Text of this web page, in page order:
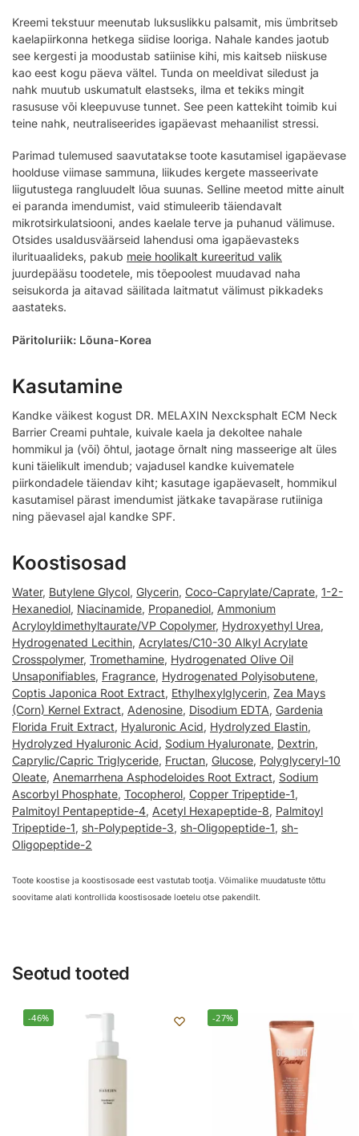
Kreemi tekstuur meenutab luksuslikku palsamit, mis ümbritseb
kaelapiirkonna hetkega siidise looriga. Nahale kandes jaotub
see kergesti ja moodustab satiinise kihi, mis kaitseb niiskuse
kao eest kogu päeva vältel. Tunda on meeldivat siledust ja
nahk muutub uskumatult elastseks, ilma et tekiks mingit
rasususe või kleepuvuse tunnet. See peen kattekiht toimib kui
teine nahk, neutraliseerides igapäevast mehaanilist stressi.
Parimad tulemused saavutatakse toote kasutamisel igapäevase
hoolduse viimase sammuna, liikudes kergete masseerivate
liigutustega rangluudelt lõua suunas. Selline meetod mitte ainult
ei paranda imendumist, vaid stimuleerib täiendavalt
mikrotsirkulatsiooni, andes kaelale terve ja puhanud välimuse.
Otsides usaldusväärseid lahendusi oma igapäevasteks
ilurituaalideks, pakub meie hoolikalt kureeritud valik
juurdepääsu toodetele, mis tõepoolest muudavad naha
seisukorda ja aitavad säilitada laitmatut välimust pikkadeks
aastateks.
Päritoluriik: Lõuna-Korea
Kasutamine
Kandke väikest kogust DR. MELAXIN Nexcksphalt ECM Neck
Barrier Creami puhtale, kuivale kaela ja dekoltee nahale
hommikul ja (või) õhtul, jaotage õrnalt ning masseerige alt üles
kuni täielikult imendub; vajadusel kandke kuivematele
piirkondadele täiendav kiht; kasutage igapäevaselt, hommikul
kasutamisel pärast imendumist jätkake tavapärase rutiiniga
ning päevasel ajal kandke SPF.
Koostisosad
Water, Butylene Glycol, Glycerin, Coco-Caprylate/Caprate, 1-2-
Hexanediol, Niacinamide, Propanediol, Ammonium
Acryloyldimethyltaurate/VP Copolymer, Hydroxyethyl Urea,
Hydrogenated Lecithin, Acrylates/C10-30 Alkyl Acrylate
Crosspolymer, Tromethamine, Hydrogenated Olive Oil
Unsaponifiables, Fragrance, Hydrogenated Polyisobutene,
Coptis Japonica Root Extract, Ethylhexylglycerin, Zea Mays
(Corn) Kernel Extract, Adenosine, Disodium EDTA, Gardenia
Florida Fruit Extract, Hyaluronic Acid, Hydrolyzed Elastin,
Hydrolyzed Hyaluronic Acid, Sodium Hyaluronate, Dextrin,
Caprylic/Capric Triglyceride, Fructan, Glucose, Polyglyceryl-10
Oleate, Anemarrhena Asphodeloides Root Extract, Sodium
Ascorbyl Phosphate, Tocopherol, Copper Tripeptide-1,
Palmitoyl Pentapeptide-4, Acetyl Hexapeptide-8, Palmitoyl
Tripeptide-1, sh-Polypeptide-3, sh-Oligopeptide-1, sh-
Oligopeptide-2
Toote koostise ja koostisosade eest vastutab tootja. Võimalike muudatuste tõttu
soovitame alati kontrollida koostisosade loetelu otse pakendilt.
Seotud tooted
-46% -27%